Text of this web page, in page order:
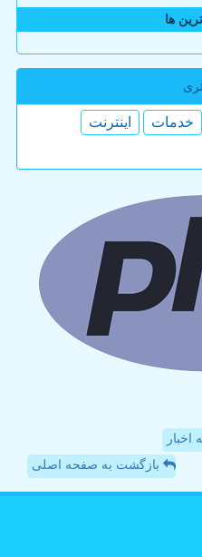
ها
خدمات
اینترنت
بازگشت به صفحه اصلی